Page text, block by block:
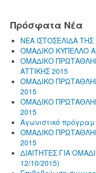
Πρόσφατα Νέα
ΝΕΑ ΙΣΤΟΣΕΛΙΔΑ
ΟΜΑΔΙΚΟ ΚΥΠΕΛΛΟ
ΟΜΑΔΙΚΟ
ΑΤΤΙΚΗΣ 2015
ΟΜΑΔΙΚΟ
2015
ΟΜΑΔΙΚΟ
2015
Αγωνιστικό
ΟΜΑΔΙΚΟ
2015
ΔΙΑΙΤΗΤΕΣ ΓΙΑ
12/10/2015)